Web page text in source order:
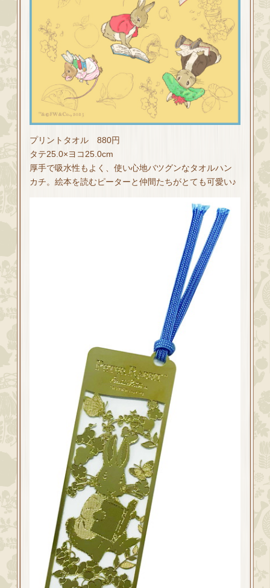
プリントタオル 880円
タテ25.0×ヨコ25.0cm
厚手で吸水性もよく、使い心地バツグンなタオルハン
カチ。絵本を読むピーターと仲間たちがとても可愛い♪